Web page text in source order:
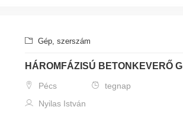
Gép, szerszám
HÁROMFÁZISÚ BETONKEVERŐ
Pécs
tegnap
Nyilas István